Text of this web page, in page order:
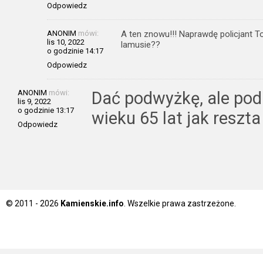
Odpowiedz
ANONIM mówi:
lis 10, 2022
o godzinie 14:17
Odpowiedz
A ten znowu!!! Naprawdę policjant
lamusie??
ANONIM mówi:
lis 9, 2022
o godzinie 13:17
Odpowiedz
Dać podwyżkę, ale
wieku 65 lat jak
© 2011 - 2026 Kamienskie.info . Wszelkie prawa zastrzeżone.